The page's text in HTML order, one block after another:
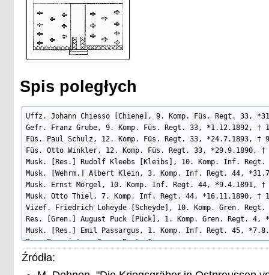
Spis poległych
Uffz. Johann Chiesso [Chiene], 9. Komp. Füs. Regt. 33,
Gefr. Franz Grube, 9. Komp. Füs. Regt. 33, *1.12.1892, †
Füs. Paul Schulz, 12. Komp. Füs. Regt. 33, *24.7.1893, †
Füs. Otto Winkler, 12. Komp. Füs. Regt. 33, *29.9.1890, †
Musk. [Res.] Rudolf Kleebs [Kleibs], 10. Komp. Inf. Regt.
Musk. [Wehrm.] Albert Klein, 3. Komp. Inf. Regt. 44,
Musk. Ernst Mörgel, 10. Komp. Inf. Regt. 44, *9.4.1891, †
Musk. Otto Thiel, 7. Komp. Inf. Regt. 44, *16.11.1890, †
Vizef. Friedrich Loheyde [Scheyde], 10. Komp. Gren.
Res. [Gren.] August Puck [Pück], 1. Komp. Gren. Regt. 4,
Musk. [Res.] Emil Passargus, 1. Komp. Inf. Regt. 45,
Res. Burmeister, Gren. Regt. 1
Obergefr. Cißewski, Res. Fußa. Regt. 15
Źródła: